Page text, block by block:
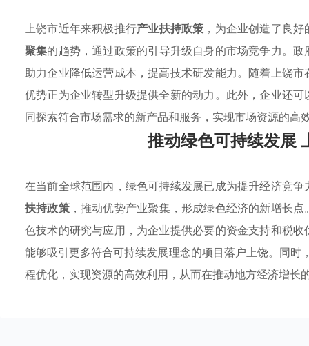
上饶市近年来积极推行产业扶持政策 ，为企业创造了良
聚集的趋势，通过政策的引导升级自身的市场竞争力。
助力企业降低运营成本，提高技术研发能力。随着上饶市
优势正为企业转型升级提供全新的动力。此外，企业还
同探索符合市场需求的新产品和服务，实现市场资源的高
推动绿色可持续发展
在当前全球范围内，绿色可持续发展已成为提升经济竞
扶持政策，推动优势产业聚集，形成绿色经济的新增长
色技术的研究与应用，为企业提供必要的资金支持和税
能够吸引更多符合可持续发展理念的项目落户上饶。同时
程优化，实现资源的高效利用，从而在推动地方经济增长